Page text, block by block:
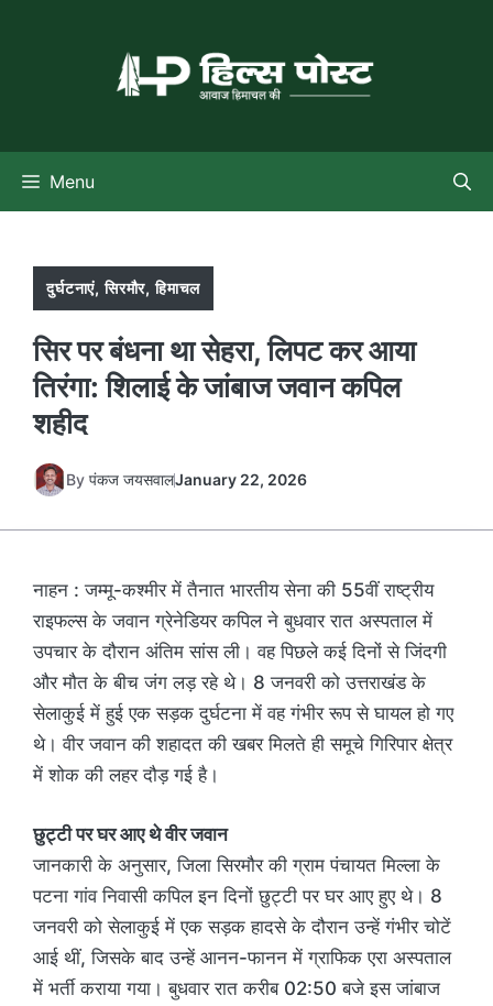
Menu
दुर्घटनाएं,सिरमौर,हिमाचल
सिर पर बंधना था सेहरा, लिपट कर आया
तिरंगा: शिलाई के जांबाज जवान कपिल
शहीद
By पंकज जयसवालJanuary 22, 2026
नाहन : जम्मू-कश्मीर में तैनात भारतीय सेना की 55वीं राष्ट्रीय
राइफल्स के जवान ग्रेनेडियर कपिल ने बुधवार रात अस्पताल में
उपचार के दौरान अंतिम सांस ली। वह पिछले कई दिनों से जिंदगी
और मौत के बीच जंग लड़ रहे थे। 8 जनवरी को उत्तराखंड के
सेलाकुई में हुई एक सड़क दुर्घटना में वह गंभीर रूप से घायल हो गए
थे। वीर जवान की शहादत की खबर मिलते ही समूचे गिरिपार क्षेत्र
में शोक की लहर दौड़ गई है।
छुट्टी पर घर आए थे वीर जवान
जानकारी के अनुसार, जिला सिरमौर की ग्राम पंचायत मिल्ला के
पटना गांव निवासी कपिल इन दिनों छुट्टी पर घर आए हुए थे। 8
जनवरी को सेलाकुई में एक सड़क हादसे के दौरान उन्हें गंभीर चोटें
आई थीं, जिसके बाद उन्हें आनन-फानन में ग्राफिक एरा अस्पताल
में भर्ती कराया गया। बुधवार रात करीब 02:50 बजे इस जांबाज